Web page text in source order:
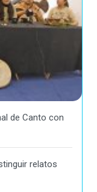
de Canto con
relatos